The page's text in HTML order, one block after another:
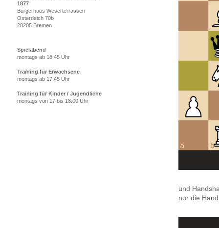
und
nur die
1877
Bürgerhaus Weserterrassen
Osterdeich 70b
28205 Bremen
Spielabend
montags ab 18.45 Uhr
Training für Erwachsene
montags ab 17.45 Uhr
Training für Kinder / Jugendliche
montags von 17 bis 18:00 Uhr